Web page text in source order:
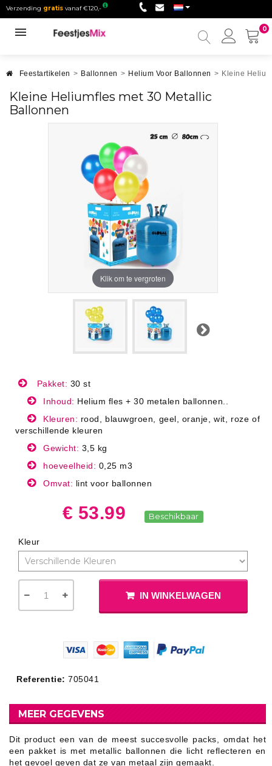
Verzending gratis vanaf €120,-
0
Mijn
Feestartikelen > Ballonnen > Helium Voor Ballonnen > Kleine
Kleine Heliumfles met 30 Metallic
Ballonnen
Klik om te vergroten
Volgende
Pakket: 30 st
Inhoud: Helium fles + 30 metalen ballonnen..
Kleuren: rood, blauwgroen, geel, oranje, wit, roze of
verschillende kleuren
Gewicht: 3,5 kg
hoeveelheid: 0,25 m3
Omvat: lint voor ballonnen
€ 53.99 Beschikbaar
Kleur
IN WINKELWAGEN
Referentie: 705041
MEER GEGEVENS
Dit product een van de meest succesvolle packs, omdat het
een pakket is met metallic ballonnen die licht reflecteren en
het gevoel geven dat ze van metaal zijn gemaakt.